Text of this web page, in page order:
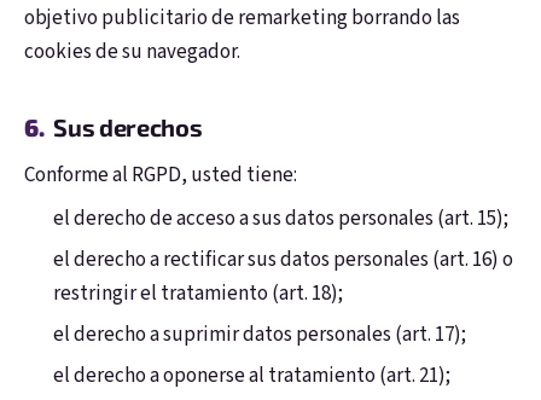
objetivo publicitario de remarketing borrando las
cookies de su navegador.
Sus derechos
Conforme al RGPD, usted tiene:
el derecho de acceso a sus datos personales (art. 15);
el derecho a rectificar sus datos personales (art. 16) o
restringir el tratamiento (art. 18);
el derecho a suprimir datos personales (art. 17);
el derecho a oponerse al tratamiento (art. 21);